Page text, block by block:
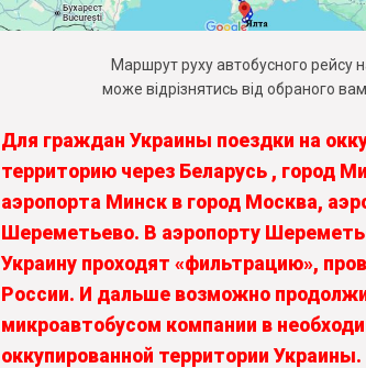
Маршрут руху автобусного рейсу
може відрізнятись від обраного
Для граждан Украины поездки на
территорию через Беларусь , город
аэропорта Минск в город Москва,
Шереметьево. В аэропорту
Украину проходят «фильтрацию»,
России. И дальше возможно
микроавтобусом компании в
оккупированной территории Украины.